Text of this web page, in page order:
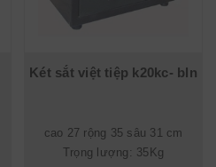
Két sắt việt tiệp k20kc- bln
cao 27 rộng 35 sâu 31 cm
Trọng lượng: 35Kg